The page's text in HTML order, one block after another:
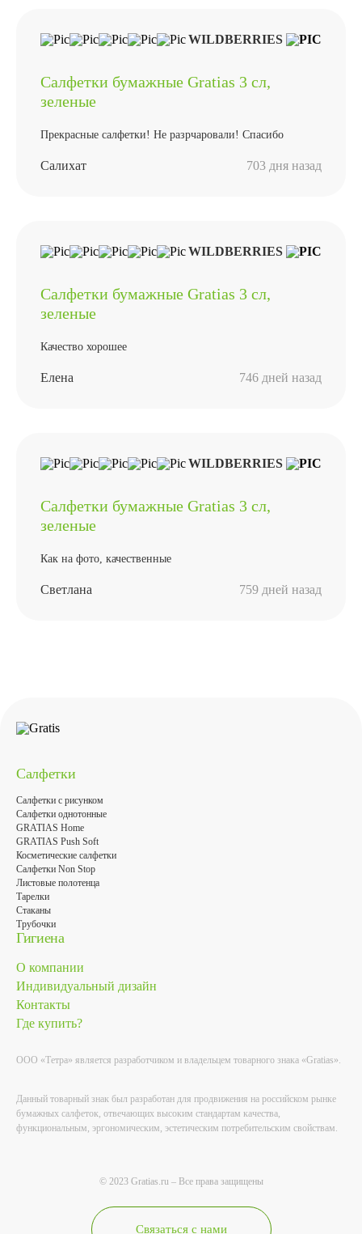
WILDBERRIES
Салфетки бумажные Gratias 3 сл,
зеленые
Прекрасные салфетки! Не разрчаровали! Спасибо
Салихат 703 дня назад
WILDBERRIES
Салфетки бумажные Gratias 3 сл,
зеленые
Качество хорошее
Елена 746 дней назад
WILDBERRIES
Салфетки бумажные Gratias 3 сл,
зеленые
Как на фото, качественные
Светлана 759 дней назад
Салфетки
Салфетки с рисунком
Салфетки однотонные
GRATIAS Home
GRATIAS Push Soft
Косметические салфетки
Салфетки Non Stop
Листовые полотенца
Тарелки
Стаканы
Трубочки
Гигиена
О компании
Индивидуальный дизайн
Контакты
Где купить?
ООО «Тетра» является разработчиком и владельцем товарного знака «Gratias».
Данный товарный знак был разработан для продвижения на российском рынке
бумажных салфеток, отвечающих высоким стандартам качества,
функциональным, эргономическим, эстетическим потребительским свойствам.
© 2023 Gratias.ru – Все права защищены
Связаться с нами